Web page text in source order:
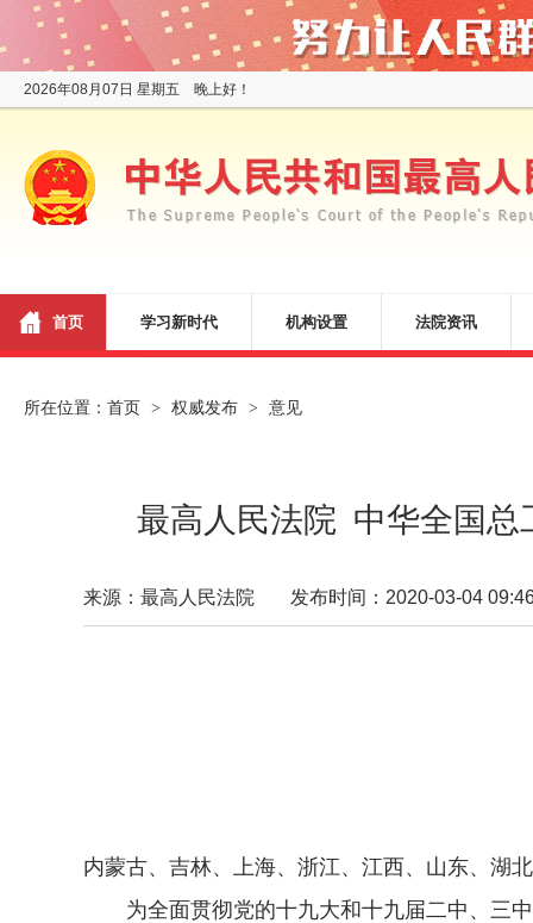
2026年08月07日 星期五 晚上好！
首页 学习新时代 机构设置 法院资讯
所在位置： 首页 > 权威发布 > 意见
最高人民法院 中华全国总
来源：最高人民法院 发布时间：2020-03-04
内蒙古、吉林、上海、浙江、江西、山东、湖
为全面贯彻党的十九大和十九届二中、三中